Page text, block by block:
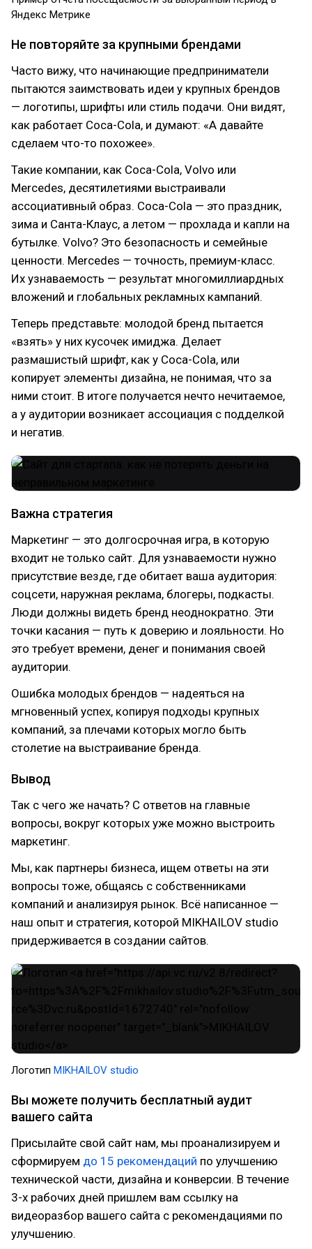
Яндекс Метрике
Не повторяйте за крупными брендами
Часто вижу, что начинающие предприниматели
пытаются заимствовать идеи у крупных брендов
— логотипы, шрифты или стиль подачи. Они видят,
как работает Coca-Cola, и думают: «А давайте
сделаем что-то похожее».
Такие компании, как Coca-Cola, Volvo или
Mercedes, десятилетиями выстраивали
ассоциативный образ. Coca-Cola — это праздник,
зима и Санта-Клаус, а летом — прохлада и капли на
бутылке. Volvo? Это безопасность и семейные
ценности. Mercedes — точность, премиум-класс.
Их узнаваемость — результат многомиллиардных
вложений и глобальных рекламных кампаний.
Теперь представьте: молодой бренд пытается
«взять» у них кусочек имиджа. Делает
размашистый шрифт, как у Coca-Cola, или
копирует элементы дизайна, не понимая, что за
ними стоит. В итоге получается нечто нечитаемое,
а у аудитории возникает ассоциация с подделкой
и негатив.
Важна стратегия
Маркетинг — это долгосрочная игра, в которую
входит не только сайт. Для узнаваемости нужно
присутствие везде, где обитает ваша аудитория:
соцсети, наружная реклама, блогеры, подкасты.
Люди должны видеть бренд неоднократно. Эти
точки касания — путь к доверию и лояльности. Но
это требует времени, денег и понимания своей
аудитории.
Ошибка молодых брендов — надеяться на
мгновенный успех, копируя подходы крупных
компаний, за плечами которых могло быть
столетие на выстраивание бренда.
Вывод
Так с чего же начать? С ответов на главные
вопросы, вокруг которых уже можно выстроить
маркетинг.
Мы, как партнеры бизнеса, ищем ответы на эти
вопросы тоже, общаясь с собственниками
компаний и анализируя рынок. Всё написанное —
наш опыт и стратегия, которой MIKHAILOV studio
придерживается в создании сайтов.
Логотип MIKHAILOV studio
Вы можете получить бесплатный аудит
вашего сайта
Присылайте свой сайт нам, мы проанализируем и
сформируем до 15 рекомендаций по улучшению
технической части, дизайна и конверсии. В течение
3-х рабочих дней пришлем вам ссылку на
видеоразбор вашего сайта с рекомендациями по
улучшению.